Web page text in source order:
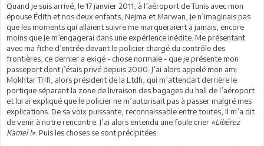
Quand je suis arrivé, le 17 janvier 2011, à l’aéroport de Tunis avec mon
épouse Édith et nos deux enfants, Nejma et Marwan, je n’imaginais pas
que les moments qui allaient suivre me marqueraient à jamais, encore
moins que je m’engagerai dans une expérience inédite. Me présentant
avec ma fiche d’entrée devant le policier chargé du contrôle des
frontières, ce dernier a exigé - chose normale - que je présente mon
passeport dont j’étais privé depuis 2000. J’ai alors appelé mon ami
Mokhtar Trifi, alors président de la Ltdh, qui m’attendait derrière le
portique séparant la zone de livraison des bagages du hall de l’aéroport
et lui ai expliqué que le policier ne m’autorisait pas à passer malgré mes
explications. De sa voix puissante, reconnaissable entre toutes, il m’a dit
de venir à notre rencontre. J’ai alors entendu une foule crier «Libérez
Kamel !» . Puis les choses se sont précipitées.